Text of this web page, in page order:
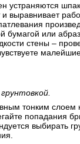
устраняются
выравнивает
бумагой или
стены –
тонким слоем
попадания
выбирать